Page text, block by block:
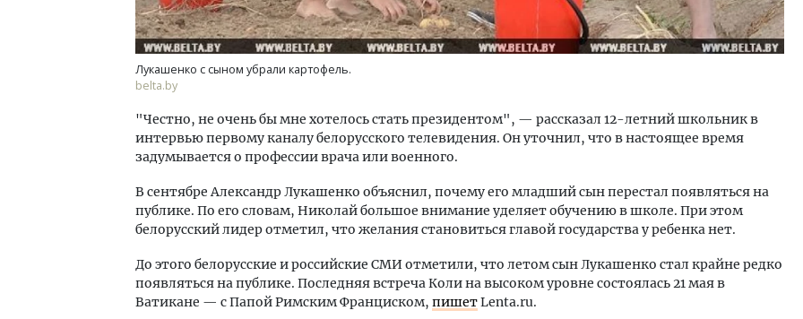
Лукашенко с сыном убрали картофель.
belta.by
"Честно, не очень бы мне хотелось стать президентом", — рассказал 12-летний школьник в
интервью первому каналу белорусского телевидения. Он уточнил, что в настоящее время
задумывается о профессии врача или военного.
В сентябре Александр Лукашенко объяснил, почему его младший сын перестал появляться на
публике. По его словам, Николай большое внимание уделяет обучению в школе. При этом
белорусский лидер отметил, что желания становиться главой государства у ребенка нет.
До этого белорусские и российские СМИ отметили, что летом сын Лукашенко стал крайне редко
появляться на публике. Последняя встреча Коли на высоком уровне состоялась 21 мая в
Ватикане — с Папой Римским Франциском, пишетLenta.ru.
оставаться на плаву, когда рынок
штормит
СТРОИТЕЛЬСТВО
стандартом благоустройства
СТРОИТЕЛЬСТВО
трендах в фасадах и
СТРОИТЕЛЬСТВО